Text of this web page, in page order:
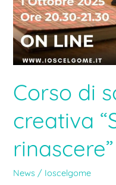
Corso di
creativa
rinascere”
News / Ioscelgome